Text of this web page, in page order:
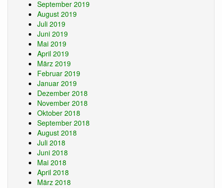
September 2019
August 2019
Juli 2019
Juni 2019
Mai 2019
April 2019
März 2019
Februar 2019
Januar 2019
Dezember 2018
November 2018
Oktober 2018
September 2018
August 2018
Juli 2018
Juni 2018
Mai 2018
April 2018
März 2018